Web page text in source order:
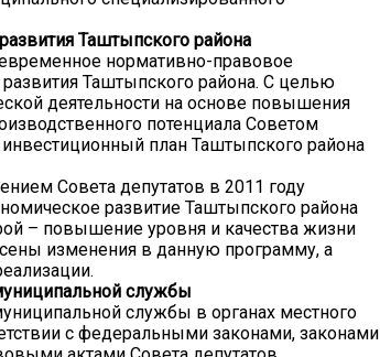
Таштыпского района
нормативно-правовое
Таштыпского района. С целью
деятельности на основе повышения
потенциала Советом
план Таштыпского района
Совета депутатов в 2011 году
развитие Таштыпского района
– повышение уровня и качества жизни
изменения в данную программу, а
службы
службы в органах местного
с федеральными законами, законами